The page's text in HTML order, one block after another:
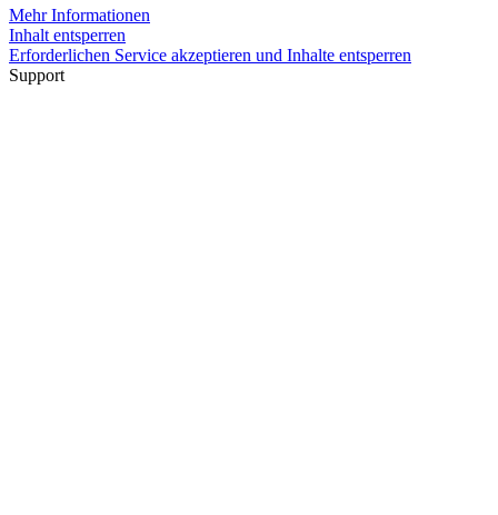
Mehr Informationen
Inhalt entsperren
Erforderlichen Service akzeptieren und Inhalte entsperren
Support